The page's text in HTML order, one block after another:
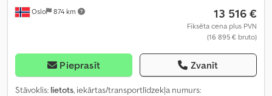
Oslo 874 km 13 516 €
Fiksēta cena plus PVN
(16 895 € bruto)
Pieprasīt Zvanīt
Stāvoklis: lietots, iekārtas/transportlīdzekļa numurs: